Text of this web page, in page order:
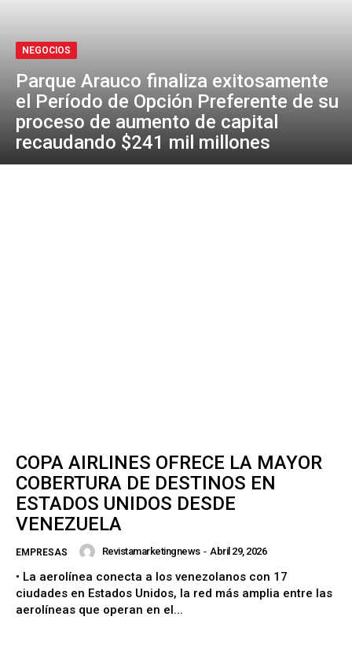
NEGOCIOS
Parque Arauco finaliza exitosamente
el Período de Opción Preferente de su
proceso de aumento de capital
recaudando $241 mil millones
COPA AIRLINES OFRECE LA MAYOR
COBERTURA DE DESTINOS EN
ESTADOS UNIDOS DESDE
VENEZUELA
EMPRESAS Revistamarketingnews - Abril 29, 2026
• La aerolínea conecta a los venezolanos con 17
ciudades en Estados Unidos, la red más amplia entre las
aerolíneas que operan en el...